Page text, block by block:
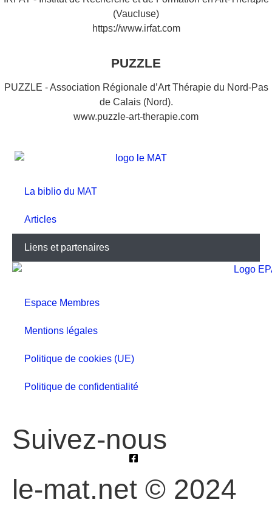
(Vaucluse)
https://www.irfat.com
PUZZLE
PUZZLE - Association Régionale d’Art Thérapie du Nord-Pas
de Calais (Nord).
www.puzzle-art-therapie.com
La biblio du MAT
Articles
Liens et partenaires
Espace Membres
Mentions légales
Politique de cookies (UE)
Politique de confidentialité
Suivez-nous
le-mat.net © 2024